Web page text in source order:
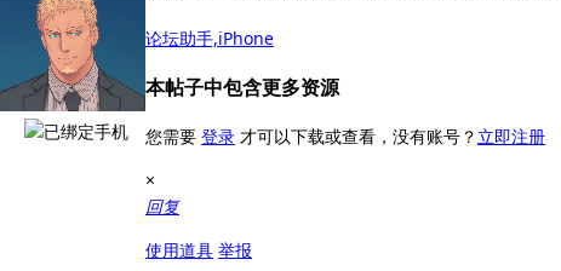
论坛助手,iPhone
本帖子中包含更多资源
您需要 登录 才可以下载或查看，没有账号？ 立即注册
×
回复
使用道具 举报